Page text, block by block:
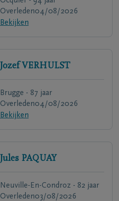
Overleden04/08/2026
Bekijken
Jozef VERHULST
Brugge - 87 jaar
Overleden04/08/2026
Bekijken
Jules PAQUAY
Neuville-En-Condroz - 82 jaar
Overleden03/08/2026